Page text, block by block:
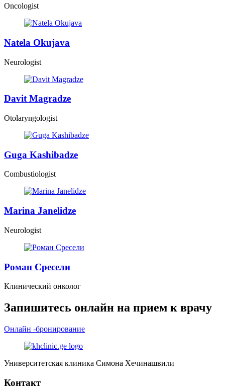
Oncologist
Natela Okujava
Neurologist
Davit Magradze
Otolaryngologist
Guga Kashibadze
Combustiologist
Marina Janelidze
Neurologist
Роман Сресели
Клинический онколог
Запишитесь онлайн на прием к врачу
Онлайн -бронирование
Университетская клиника Симона Хечинашвили
Контакт